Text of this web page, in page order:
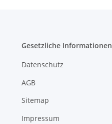
Gesetzliche Informationen
Datenschutz
AGB
Sitemap
Impressum